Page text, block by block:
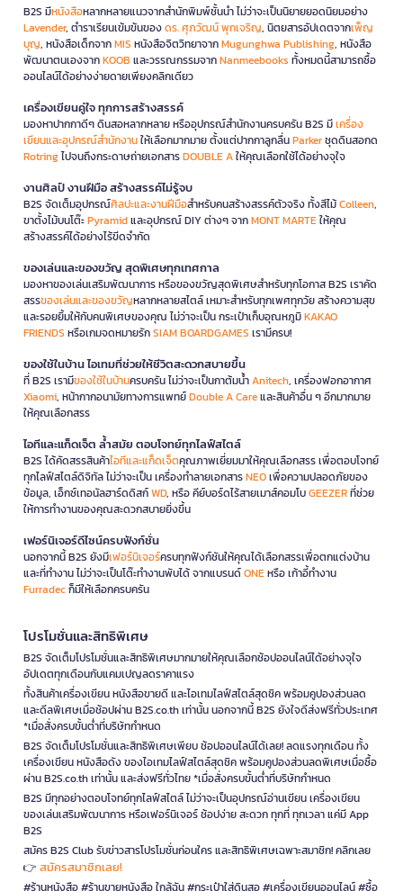
B2S มีหนังสือหลากหลายแนวจากสำนักพิมพ์ชั้นนำ ไม่ว่าจะเป็นนิยายยอดนิยมอย่าง
Lavender, ตำราเรียนเข้มข้นของดร. ศุภวัฒน์ พุกเจริญ, นิตยสารอัปเดตจากเพ็ญ
บุญ, หนังสือเด็กจากMIS หนังสือจิตวิทยาจากMugunghwa Publishing, หนังสือ
พัฒนาตนเองจากKOOB และวรรณกรรมจากNanmeebooks ทั้งหมดนี้สามารถซื้อ
ออนไลน์ได้อย่างง่ายดายเพียงคลิกเดียว
เครื่องเขียนคู่ใจ ทุกการสร้างสรรค์
มองหาปากกาดีๆ ดินสอหลากหลาย หรืออุปกรณ์สำนักงานครบครัน B2S มีเครื่อง
เขียนและอุปกรณ์สำนักงานให้เลือกมากมาย ตั้งแต่ปากกาลูกลื่นParkerชุดดินสอกด
Rotringไปจนถึงกระดาษถ่ายเอกสารDOUBLE Aให้คุณเลือกใช้ได้อย่างจุใจ
งานศิลป์ งานฝีมือ สร้างสรรค์ไม่รู้จบ
B2S จัดเต็มอุปกรณ์ศิลปะและงานฝีมือสำหรับคนสร้างสรรค์ตัวจริง ทั้งสีไม้Colleen,
ขาตั้งไม้บนโต๊ะPyramidและอุปกรณ์ DIY ต่างๆ จากMONT MARTEให้คุณ
สร้างสรรค์ได้อย่างไร้ขีดจำกัด
ของเล่นและของขวัญ สุดพิเศษทุกเทศกาล
มองหาของเล่นเสริมพัฒนาการ หรือของขวัญสุดพิเศษสำหรับทุกโอกาส B2S เราคัด
สรรของเล่นและของขวัญหลากหลายสไตล์ เหมาะสำหรับทุกเพศทุกวัย สร้างความสุข
และรอยยิ้มให้กับคนพิเศษของคุณ ไม่ว่าจะเป็น กระเป๋าเก็บอุณหภูมิKAKAO
FRIENDS หรือเกมจดหมายรักSIAM BOARDGAMES เรามีครบ!
ของใช้ในบ้าน ไอเทมที่ช่วยให้ชีวิตสะดวกสบายขึ้น
ที่ B2S เรามีของใช้ในบ้านครบครัน ไม่ว่าจะเป็นกาต้มน้ำAnitech, เครื่องฟอกอากาศ
Xiaomi, หน้ากากอนามัยทางการแพทย์Double A Careและสินค้าอื่น ๆ อีกมากมาย
ให้คุณเลือกสรร
ไอทีและแก็ดเจ็ต ล้ำสมัย ตอบโจทย์ทุกไลฟ์สไตล์
B2S ได้คัดสรรสินค้าไอทีและแก็ดเจ็ตคุณภาพเยี่ยมมาให้คุณเลือกสรร เพื่อตอบโจทย์
ทุกไลฟ์สไตล์ดิจิทัล ไม่ว่าจะเป็น เครื่องทำลายเอกสารNEOเพื่อความปลอดภัยของ
ข้อมูล, เอ็กซ์เทอนัลฮาร์ดดิสก์WD, หรือ คีย์บอร์ดไร้สายเมาส์คอมโบGEEZERที่ช่วย
ให้การทำงานของคุณสะดวกสบายยิ่งขึ้น
เฟอร์นิเจอร์ดีไซน์ครบฟังก์ชั่น
นอกจากนี้ B2S ยังมีเฟอร์นิเจอร์ครบทุกฟังก์ชันให้คุณได้เลือกสรรเพื่อตกแต่งบ้าน
และที่ทำงาน ไม่ว่าจะเป็นโต๊ะทำงานพับได้ จากแบรนด์ONEหรือ เก้าอี้ทำงาน
Furradecก็มีให้เลือกครบครัน
โปรโมชั่นและสิทธิพิเศษ
B2S จัดเต็มโปรโมชั่นและสิทธิพิเศษมากมายให้คุณเลือกช้อปออนไลน์ได้อย่างจุใจ
อัปเดตทุกเดือนกับแคมเปญลดราคาแรง
ทั้งสินค้าเครื่องเขียน หนังสือขายดี และไอเทมไลฟ์สไตล์สุดชิค พร้อมคูปองส่วนลด
และดีลพิเศษเมื่อช้อปผ่าน B2S.co.th เท่านั้น นอกจากนี้ B2S ยังใจดีส่งฟรีทั่วประเทศ
*เมื่อสั่งครบขั้นต่ำที่บริษัทกำหนด
B2S จัดเต็มโปรโมชั่นและสิทธิพิเศษเพียบ ช้อปออนไลน์ได้เลย! ลดแรงทุกเดือน ทั้ง
เครื่องเขียน หนังสือดัง ของไอเทมไลฟ์สไตล์สุดชิค พร้อมคูปองส่วนลดพิเศษเมื่อซื้อ
ผ่าน B2S.co.th เท่านั้น และส่งฟรีทั่วไทย *เมื่อสั่งครบขั้นต่ำที่บริษัทกำหนด
B2S มีทุกอย่างตอบโจทย์ทุกไลฟ์สไตล์ ไม่ว่าจะเป็นอุปกรณ์อ่านเขียน เครื่องเขียน
ของเล่นเสริมพัฒนาการ หรือเฟอร์นิเจอร์ ช้อปง่าย สะดวก ทุกที่ ทุกเวลา แค่มี App
B2S
สมัคร B2S Club รับข่าวสารโปรโมชั่นก่อนใคร และสิทธิพิเศษเฉพาะสมาชิก! คลิกเลย
👉 สมัครสมาชิกเลย!
#ร้านหนังสือ #ร้านขายหนังสือ ใกล้ฉัน #กระเป๋าใส่ดินสอ #เครื่องเขียนออนไลน์ #ซื้อ